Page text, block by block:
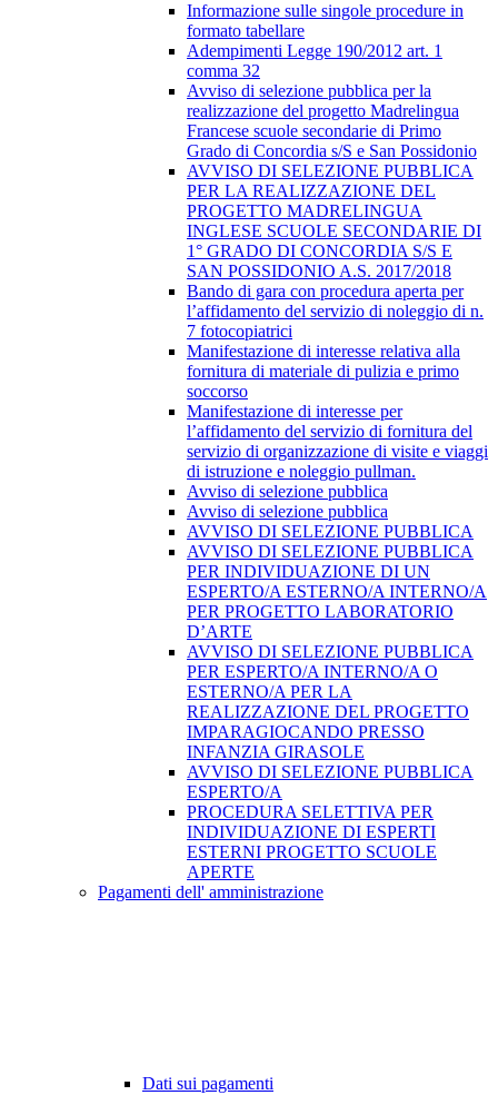
Informazione sulle singole procedure in
formato tabellare
Adempimenti Legge 190/2012 art. 1
comma 32
Avviso di selezione pubblica per la
realizzazione del progetto Madrelingua
Francese scuole secondarie di Primo
Grado di Concordia s/S e San Possidonio
AVVISO DI SELEZIONE PUBBLICA
PER LA REALIZZAZIONE DEL
PROGETTO MADRELINGUA
INGLESE SCUOLE SECONDARIE DI
1° GRADO DI CONCORDIA S/S E
SAN POSSIDONIO A.S. 2017/2018
Bando di gara con procedura aperta per
l’affidamento del servizio di noleggio di n.
7 fotocopiatrici
Manifestazione di interesse relativa alla
fornitura di materiale di pulizia e primo
soccorso
Manifestazione di interesse per
l’affidamento del servizio di fornitura del
servizio di organizzazione di visite e viaggi
di istruzione e noleggio pullman.
Avviso di selezione pubblica
Avviso di selezione pubblica
AVVISO DI SELEZIONE PUBBLICA
AVVISO DI SELEZIONE PUBBLICA
PER INDIVIDUAZIONE DI UN
ESPERTO/A ESTERNO/A INTERNO/A
PER PROGETTO LABORATORIO
D’ARTE
AVVISO DI SELEZIONE PUBBLICA
PER ESPERTO/A INTERNO/A O
ESTERNO/A PER LA
REALIZZAZIONE DEL PROGETTO
IMPARAGIOCANDO PRESSO
INFANZIA GIRASOLE
AVVISO DI SELEZIONE PUBBLICA
ESPERTO/A
PROCEDURA SELETTIVA PER
INDIVIDUAZIONE DI ESPERTI
ESTERNI PROGETTO SCUOLE
APERTE
Pagamenti dell' amministrazione
Dati sui pagamenti